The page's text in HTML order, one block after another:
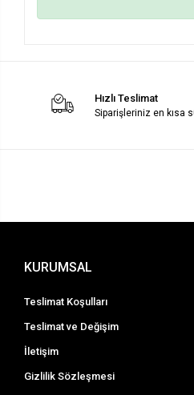
Hızlı Teslimat
Siparişleriniz en kısa
KURUMSAL
Teslimat Koşulları
Teslimat ve Değişim
İletişim
Gizlilik Sözleşmesi